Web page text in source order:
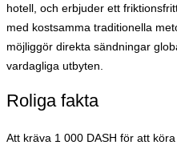
hotell, och erbjuder ett
med kostsamma traditionella
möjliggör direkta sändningar
vardagliga utbyten.
Roliga fakta
Att kräva 1 000 DASH för att